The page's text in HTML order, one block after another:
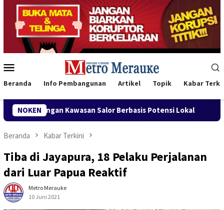
Loncat
konten
Mobile
Beranda Info Pembangunan Artikel Topik Kabar
NOKEN
Salor Berbasis Potensi Lokal Bank Mandiri
Beranda Kabar Terkini
Tiba di Jayapura, 18 Pelaku Perjalanan
dari Luar Papua Reaktif
Metro Merauke
10 Juni 2021